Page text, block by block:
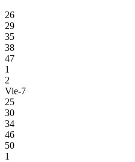
26
29
35
38
47
1
2
Vie-7
25
30
34
46
50
1